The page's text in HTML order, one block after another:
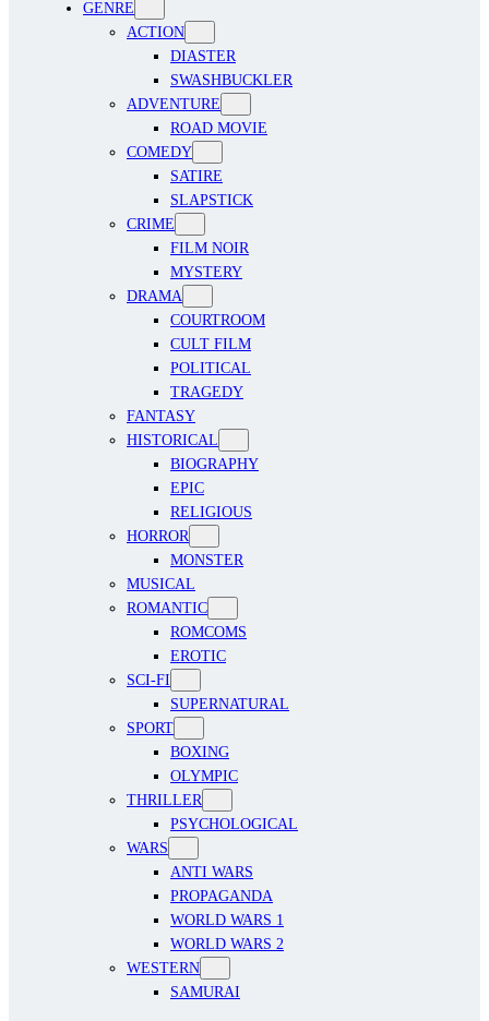
GENRE
ACTION
DIASTER
SWASHBUCKLER
ADVENTURE
ROAD MOVIE
COMEDY
SATIRE
SLAPSTICK
CRIME
FILM NOIR
MYSTERY
DRAMA
COURTROOM
CULT FILM
POLITICAL
TRAGEDY
FANTASY
HISTORICAL
BIOGRAPHY
EPIC
RELIGIOUS
HORROR
MONSTER
MUSICAL
ROMANTIC
ROMCOMS
EROTIC
SCI-FI
SUPERNATURAL
SPORT
BOXING
OLYMPIC
THRILLER
PSYCHOLOGICAL
WARS
ANTI WARS
PROPAGANDA
WORLD WARS 1
WORLD WARS 2
WESTERN
SAMURAI